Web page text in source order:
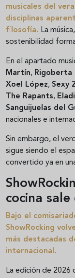
musicales del
disciplinas
filosofía. La
sostenibilidad
En el apartado
Martín, Rigoberta
Xoel López, Sexy
The Rapants,
Sanguijuelas del
nacionales e
Sin embargo, el
sigue siendo el
convertido ya en
cocina
Bajo el
ShowRocking
más destacadas
internacional.
La edición de 2026